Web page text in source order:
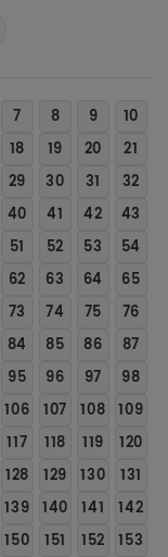
7 8 9
10
18 19 20
21
29 30 31
32
40 41 42
43
51 52 53
54
62 63 64
65
73 74 75
76
84 85 86
87
95 96 97
98
106 107 108 109
117 118 119
120
128 129 130
131
139 140 141
142
150 151 152
153